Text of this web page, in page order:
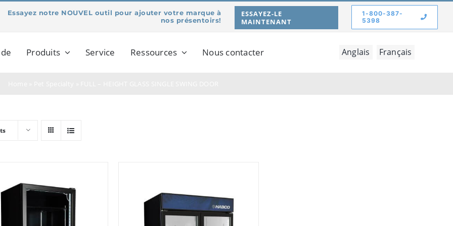
Essayez notre NOUVEL outil pour ajouter votre marque à
nos présentoirs!
ESSAYEZ-LE
MAINTENANT
1-800-387-
5398
Produits Service Ressources Nous contacter Anglais Français